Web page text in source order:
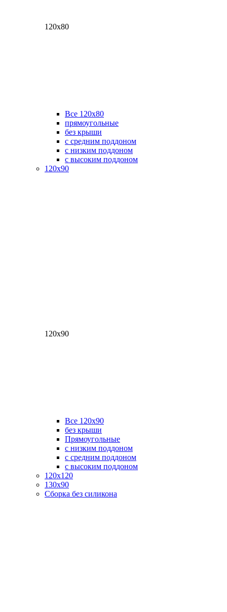
120х80
Все 120х80
прямоугольные
без крыши
с средним поддоном
с низким поддоном
с высоким поддоном
120х90
120х90
Все 120х90
без крыши
Прямоугольные
с низким поддоном
с средним поддоном
с высоким поддоном
120х120
130х90
Сборка без силикона